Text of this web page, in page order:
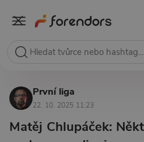
První liga
22. 10. 2025 11:23
Matěj Chlupáček: